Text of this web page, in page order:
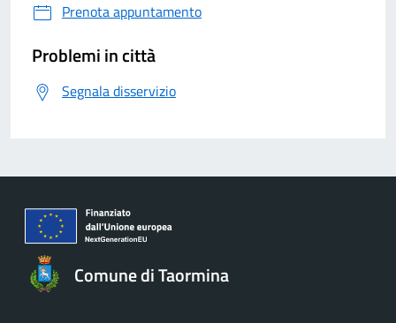
Prenota appuntamento
Problemi in città
Segnala disservizio
Comune di Taormina